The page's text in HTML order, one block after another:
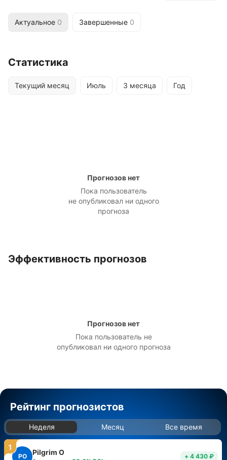
Актуальное 0 Завершенные 0
Статистика
Текущий месяц Июль 3 месяца Год
Прогнозов нет
Пока пользователь
не опубликовал ни одного
прогноза
Эффективность прогнозов
Прогнозов нет
Пока пользователь не
опубликовал ни одного прогноза
Рейтинг прогнозистов
Неделя Месяц Все время
1
PO Pilgrim O + 4 430 ₽